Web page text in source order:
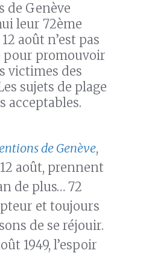
de Genève
leur 72ème
août n’est pas
pour promouvoir
victimes des
sujets de plage
acceptables.
de Genève,
août, prennent
de plus… 72
et toujours
de se réjouir.
1949, l’espoir